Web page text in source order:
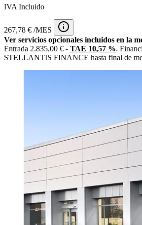
IVA Incluido
267,78 € /MES
Ver servicios opcionales incluidos en la
Entrada 2.835,00 € - TAE 10,57 %.
STELLANTIS FINANCE hasta final de